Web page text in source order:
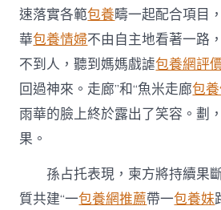
速落實各範包養疇一起配合項目
華包養情婦不由自主地看著一路
不到人，聽到媽媽戲謔包養網評
回過神來。走廊”和“魚米走廊包
雨華的臉上終於露出了笑容。劃
果。
孫占托表現，柬方將持續果
質共建“一包養網推薦帶一包養妹